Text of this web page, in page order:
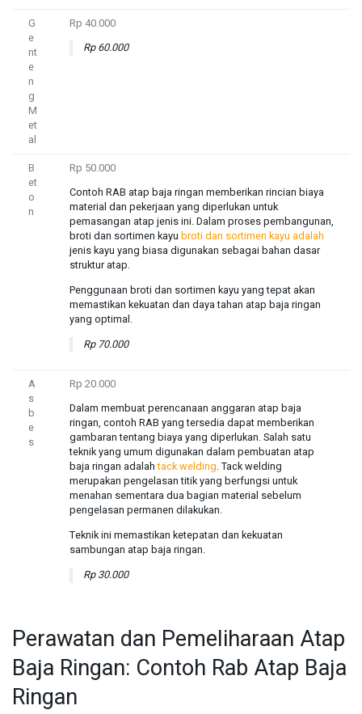
G
e
nt
e
n
g
M
et
al
Rp 40.000
Rp 60.000
B
et
o
n
Rp 50.000
Contoh RAB atap baja ringan memberikan rincian biaya
material dan pekerjaan yang diperlukan untuk
pemasangan atap jenis ini. Dalam proses pembangunan,
broti dan sortimen kayu broti dan sortimen kayu adalah
jenis kayu yang biasa digunakan sebagai bahan dasar
struktur atap.
Penggunaan broti dan sortimen kayu yang tepat akan
memastikan kekuatan dan daya tahan atap baja ringan
yang optimal.
Rp 70.000
A
s
b
e
s
Rp 20.000
Dalam membuat perencanaan anggaran atap baja
ringan, contoh RAB yang tersedia dapat memberikan
gambaran tentang biaya yang diperlukan. Salah satu
teknik yang umum digunakan dalam pembuatan atap
baja ringan adalahtack welding. Tack welding
merupakan pengelasan titik yang berfungsi untuk
menahan sementara dua bagian material sebelum
pengelasan permanen dilakukan.
Teknik ini memastikan ketepatan dan kekuatan
sambungan atap baja ringan.
Rp 30.000
Perawatan dan Pemeliharaan Atap
Baja Ringan: Contoh Rab Atap Baja
Ringan